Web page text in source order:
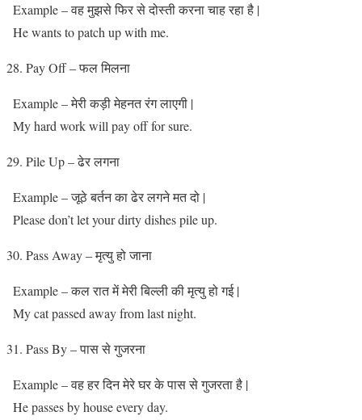
Example – वह मुझसे फिर से दोस्ती करना चाह रहा है |
He wants to patch up with me.
Pay Off – फल मिलना
Example – मेरी कड़ी मेहनत रंग लाएगी |
My hard work will pay off for sure.
Pile Up – ढेर लगना
Example – जूठे बर्तन का ढेर लगने मत दो |
Please don’t let your dirty dishes pile up.
Pass Away – मृत्यु हो जाना
Example – कल रात में मेरी बिल्ली की मृत्यु हो गई |
My cat passed away from last night.
Pass By – पास से गुजरना
Example – वह हर दिन मेरे घर के पास से गुजरता है |
He passes by house every day.